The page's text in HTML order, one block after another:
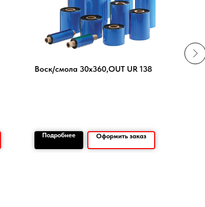
Воск/смола 30х360,OUT UR 138
Подробнее Оформить заказ